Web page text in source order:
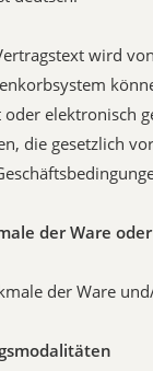
wird
elektronisch
die gesetzlich
der Ware
der Ware